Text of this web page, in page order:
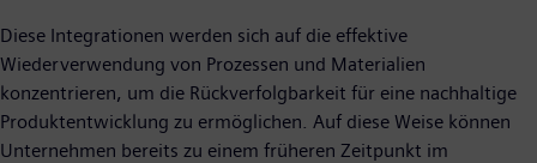
Diese Integrationen werden sich auf die effektive
Wiederverwendung von Prozessen und Materialien
konzentrieren, um die Rückverfolgbarkeit für eine nachhaltige
Produktentwicklung zu ermöglichen. Auf diese Weise können
Unternehmen bereits zu einem früheren Zeitpunkt im